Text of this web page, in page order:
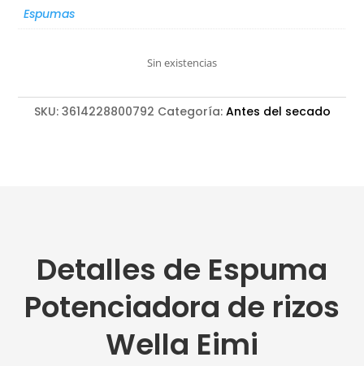
Espumas
Sin existencias
SKU: 3614228800792 Categoría: Antes del secado
Detalles de Espuma
Potenciadora de rizos
Wella Eimi